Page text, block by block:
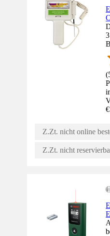
(
€
Z.Zt. nicht online
Z.Zt. nicht